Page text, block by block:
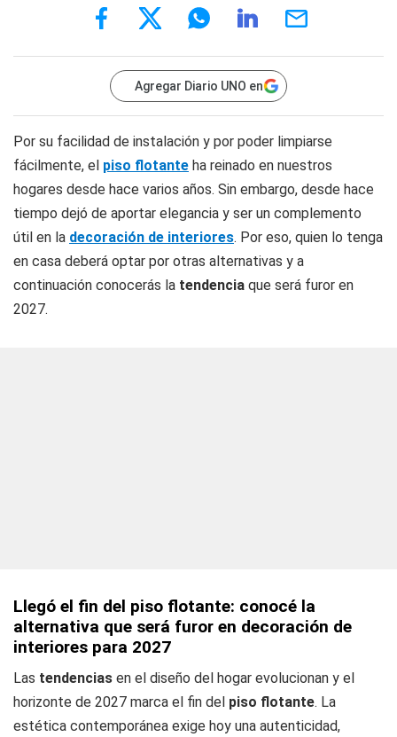
Agregar Diario UNO en
Por su facilidad de instalación y por poder limpiarse
fácilmente, el piso flotante ha reinado en nuestros
hogares desde hace varios años. Sin embargo, desde hace
tiempo dejó de aportar elegancia y ser un complemento
útil en la decoración de interiores. Por eso, quien lo tenga
en casa deberá optar por otras alternativas y a
continuación conocerás la tendencia que será furor en
2027.
Llegó el fin del piso flotante: conocé la
alternativa que será furor en decoración de
interiores para 2027
Las tendencias en el diseño del hogar evolucionan y el
horizonte de 2027 marca el fin del piso flotante. La
estética contemporánea exige hoy una autenticidad,